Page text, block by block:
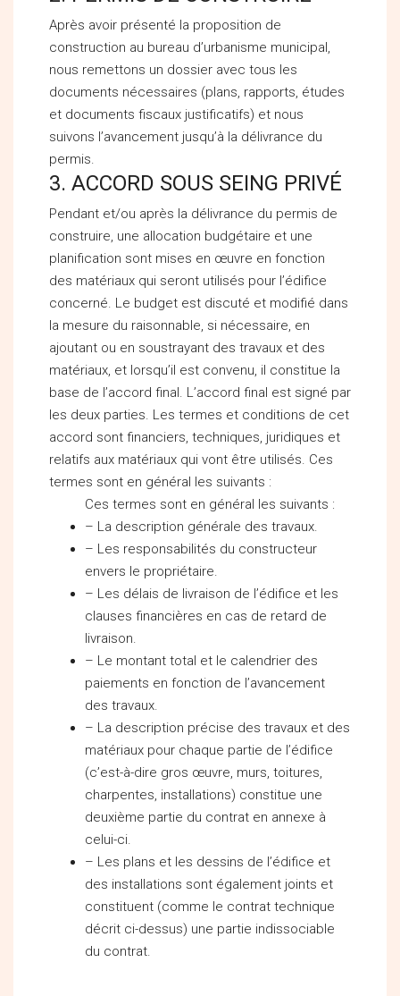
Après avoir présenté la proposition de
construction au bureau d’urbanisme municipal,
nous remettons un dossier avec tous les
documents nécessaires (plans, rapports, études
et documents fiscaux justificatifs) et nous
suivons l’avancement jusqu’à la délivrance du
permis.
3. ACCORD SOUS SEING PRIVÉ
Pendant et/ou après la délivrance du permis de
construire, une allocation budgétaire et une
planification sont mises en œuvre en fonction
des matériaux qui seront utilisés pour l’édifice
concerné. Le budget est discuté et modifié dans
la mesure du raisonnable, si nécessaire, en
ajoutant ou en soustrayant des travaux et des
matériaux, et lorsqu’il est convenu, il constitue la
base de l’accord final. L’accord final est signé par
les deux parties. Les termes et conditions de cet
accord sont financiers, techniques, juridiques et
relatifs aux matériaux qui vont être utilisés. Ces
termes sont en général les suivants :
Ces termes sont en général les suivants :
– La description générale des travaux.
– Les responsabilités du constructeur
envers le propriétaire.
– Les délais de livraison de l’édifice et les
clauses financières en cas de retard de
livraison.
– Le montant total et le calendrier des
paiements en fonction de l’avancement
des travaux.
– La description précise des travaux et des
matériaux pour chaque partie de l’édifice
(c’est-à-dire gros œuvre, murs, toitures,
charpentes, installations) constitue une
deuxième partie du contrat en annexe à
celui-ci.
– Les plans et les dessins de l’édifice et
des installations sont également joints et
constituent (comme le contrat technique
décrit ci-dessus) une partie indissociable
du contrat.